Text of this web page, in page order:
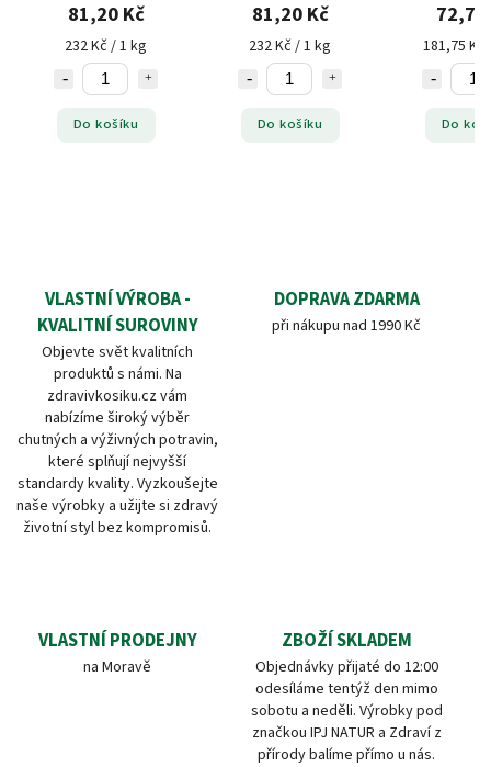
81,20 Kč
232 Kč / 1 kg
Do košíku
81,20 Kč
232 Kč / 1 kg
Do košíku
72,70
181,75 Kč
Do
VLASTNÍ VÝROBA -
KVALITNÍ SUROVINY
Objevte svět kvalitních
produktů s námi. Na
zdravivkosiku.cz vám
nabízíme široký výběr
chutných a výživných potravin,
které splňují nejvyšší
standardy kvality. Vyzkoušejte
naše výrobky a užijte si zdravý
životní styl bez kompromisů.
DOPRAVA ZDARMA
při nákupu nad 1990 Kč
VLASTNÍ PRODEJNY
na Moravě
ZBOŽÍ SKLADEM
Objednávky přijaté do 12:00
odesíláme tentýž den mimo
sobotu a neděli. Výrobky pod
značkou IPJ NATUR a Zdraví z
přírody balíme přímo u nás.